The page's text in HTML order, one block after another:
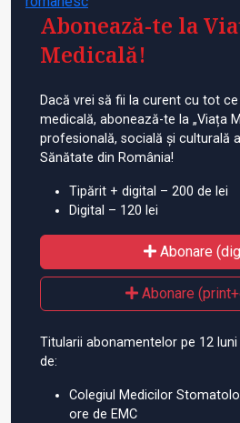
Abonează-te la
Medicală!
Dacă vrei să fii la curent cu tot
medicală, abonează-te la „Viața
profesională, socială și culturală
Sănătate din România!
Tipărit + digital – 200 de lei
Digital – 120 lei
Abonare
Abonare
Titularii abonamentelor pe 12
de:
Colegiul Medicilor
ore de EMC